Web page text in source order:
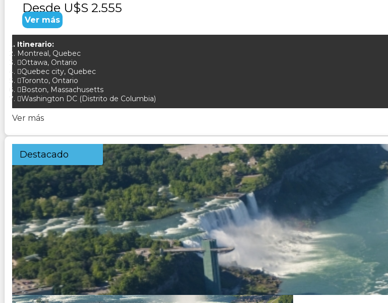
Desde U$S 2.555
Ver más
Itinerario:
Montreal, Quebec
Ottawa, Ontario
Quebec city, Quebec
Toronto, Ontario
Boston, Massachusetts
Washington DC (Distrito de Columbia)
Ver más
Destacado